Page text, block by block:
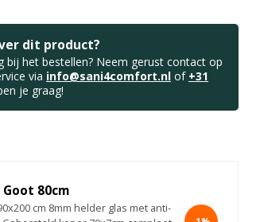
dit product?
bij het bestellen? Neem gerust contact op
via info@sani4comfort.nl of +31
je graag!
80cm
cm 8mm helder glas met anti-